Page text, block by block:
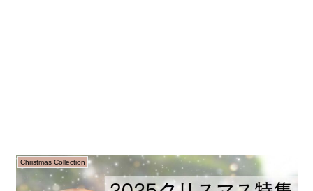
Christmas Collection